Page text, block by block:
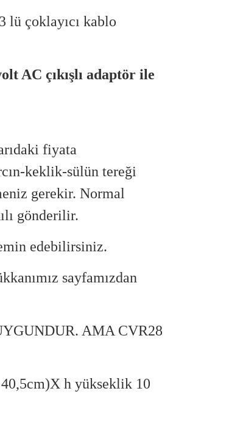
lü çoklayıcı kablo
AC çıkışlı adaptör ile
fiyata
keklik-sülün tereği
gerekir. Normal
gönderilir.
edebilirsiniz.
sayfamızdan
AMA CVR28
h yükseklik 10